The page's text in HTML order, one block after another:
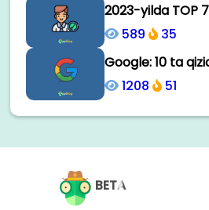
2023-yilda TOP
589
35
Google: 10 ta
1208
51
BETA